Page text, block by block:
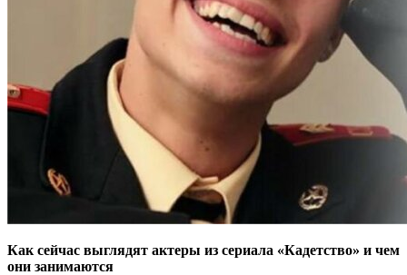
Как сейчас выглядят актеры из сериала «Кадетство» и чем
они занимаются